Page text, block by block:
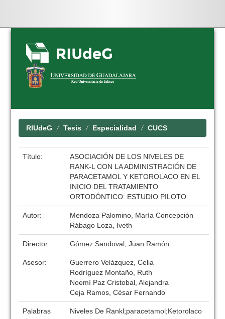
Skip
navigation
RIUdeG Tesis Especialidad CUCS
Título:
ASOCIACIÓN DE LOS NIVELES DE
RANK-L CON LA ADMINISTRACIÓN DE
PARACETAMOL Y KETOROLACO EN EL
INICIO DEL TRATAMIENTO
ORTODÓNTICO: ESTUDIO PILOTO
Autor:
Mendoza Palomino, María Concepción
Rábago Loza, Iveth
Director: Gómez Sandoval, Juan Ramón
Asesor:
Guerrero Velázquez, Celia
Rodríguez Montaño, Ruth
Noemí Paz Cristobal, Alejandra
Ceja Ramos, César Fernando
Palabras
Niveles De Rankl;paracetamol;Ketorolaco